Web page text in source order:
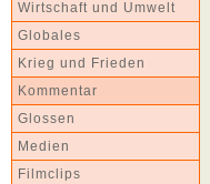
Wirtschaft und Umwelt
Globales
Krieg und Frieden
Kommentar
Glossen
Medien
Filmclips